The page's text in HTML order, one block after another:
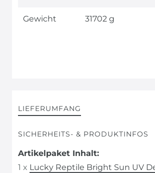
Gewicht 31702 g
LIEFERUMFANG
SICHERHEITS- & PRODUKTINFOS
Artikelpaket Inhalt:
1 x Lucky Reptile Bright Sun UV